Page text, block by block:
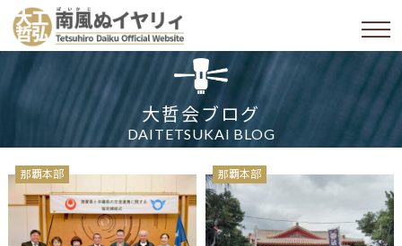
大哲会ブログ
DAITETSUKAI BLOG
那覇本部 那覇本部